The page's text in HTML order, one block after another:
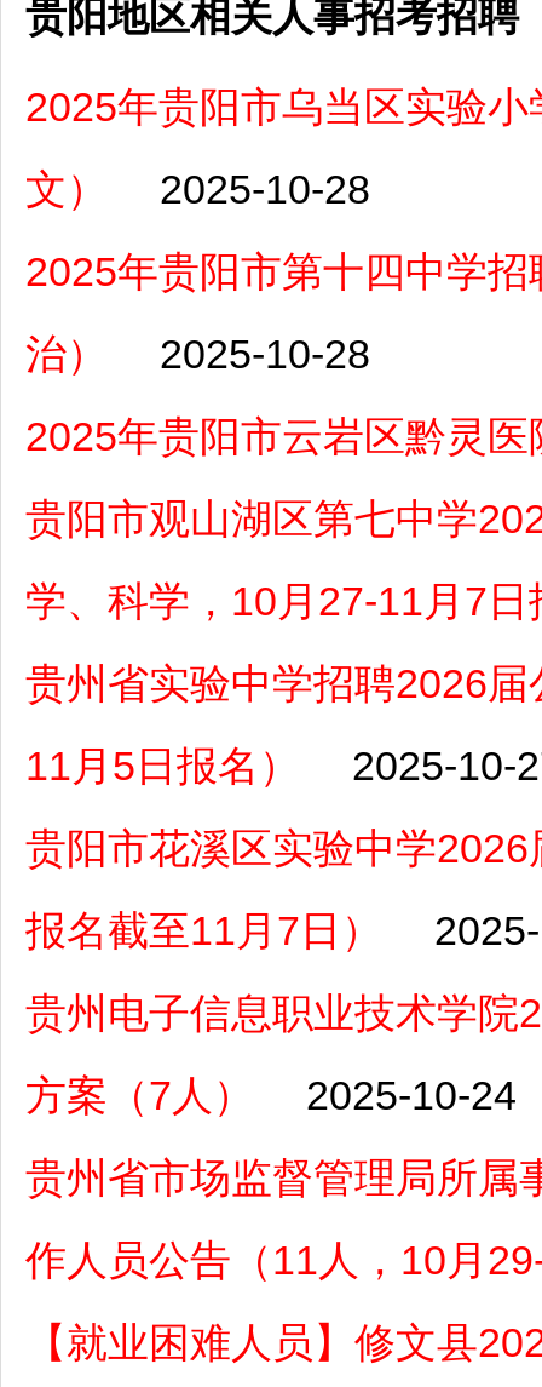
贵阳地区相关人事招考招聘
2025年贵阳市乌当区实验
文）
2025-10-28
2025年贵阳市第十四中学
治）
2025-10-28
2025年贵阳市云岩区黔灵
贵阳市观山湖区第七中学
学、科学，10月27-11月7日
贵州省实验中学招聘2026
11月5日报名）
2025-10-
贵阳市花溪区实验中学
报名截至11月7日）
贵州电子信息职业技术学院
方案（7人）
2025-10-24
贵州省市场监督管理局所属
作人员公告（11人，10月
【就业困难人员】修文县